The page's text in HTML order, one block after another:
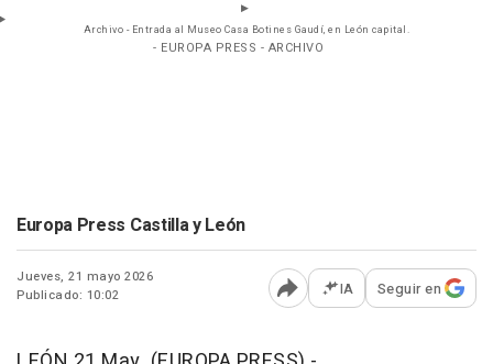
Archivo - Entrada al Museo Casa Botines Gaudí, en León capital.
- EUROPA PRESS - ARCHIVO
Europa Press Castilla y León
Jueves, 21 mayo 2026
Publicado: 10:02
Abrir opciones para
IA Seguir en